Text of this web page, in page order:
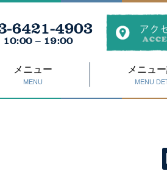
メニュー
MENU
メニュ
MENU